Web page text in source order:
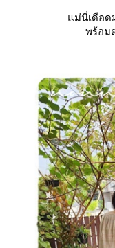
ม่นี่เดือดม
พร้อม